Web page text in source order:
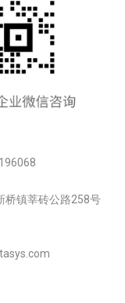
桥镇莘砖公路258号